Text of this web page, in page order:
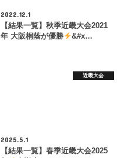
2022.12.1
【結果一覧】秋季近畿大会2021
年 大阪桐蔭が優勝
&#x…
近畿大会
2025.5.1
【結果一覧】春季近畿大会2025